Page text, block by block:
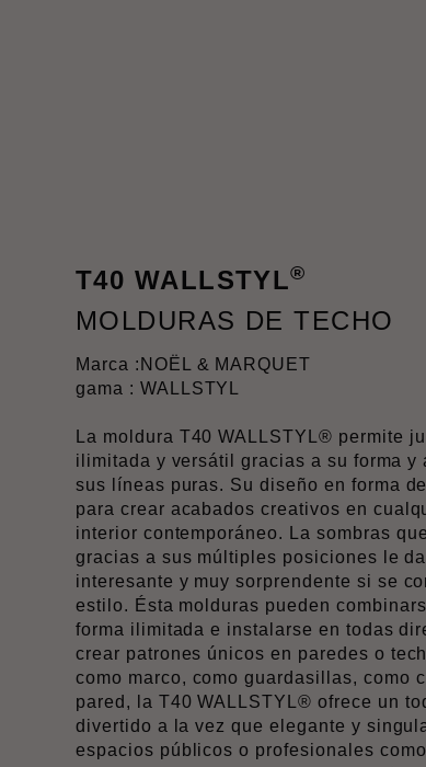
T40 WALLSTYL®
MOLDURAS DE TECHO
Marca : NOËL & MARQUET
gama : WALLSTYL
La moldura T40 WALLSTYL® permite
ilimitada y versátil gracias a su forma y
sus líneas puras. Su diseño en forma de
para crear acabados creativos en
interior contemporáneo. La sombras
gracias a sus múltiples posiciones le
interesante y muy sorprendente si se
estilo. Ésta molduras pueden
forma ilimitada e instalarse en todas
crear patrones únicos en paredes o
como marco, como guardasillas, como
pared, la T40 WALLSTYL® ofrece un
divertido a la vez que elegante y
espacios públicos o profesionales